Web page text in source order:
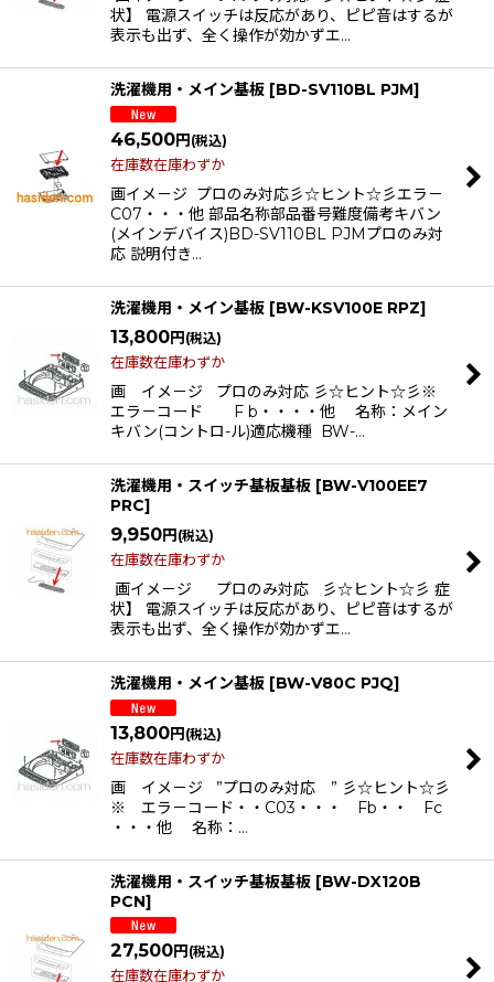
状】 電源スイッチは反応があり、ピピ音はするが
表示も出ず、全く操作が効かずエ…
洗濯機用・メイン基板 [BD-SV110BL PJM]
46,500円 (税込)
在庫数在庫わずか
画イメ－ジ プロのみ対応彡☆ヒント☆彡エラ－
C07・・・他 部品名称部品番号難度備考キバン
(メインデバイス)BD-SV110BL PJMプロのみ対
応 説明付き…
洗濯機用・メイン基板 [BW-KSV100E RPZ]
13,800円 (税込)
在庫数在庫わずか
画 イメ－ジ プロのみ対応 彡☆ヒント☆彡※
エラ－コード F b・・・・他 名称：メイン
キバン(コントロ-ル)適応機種 BW-…
洗濯機用・スイッチ基板基板 [BW-V100EE7
PRC]
9,950円 (税込)
在庫数在庫わずか
画イメ－ジ プロのみ対応 彡☆ヒント☆彡 症
状】 電源スイッチは反応があり、ピピ音はするが
表示も出ず、全く操作が効かずエ…
洗濯機用・メイン基板 [BW-V80C PJQ]
13,800円(税込)
在庫数在庫わずか
画 イメ－ジ ”プロのみ対応 ” 彡☆ヒント☆彡
※ エラ－コード・・C03・・・ Fb・・ Fc
・・・他 名称：…
洗濯機用・スイッチ基板基板 [BW-DX120B
PCN]
27,500円 (税込)
在庫数在庫わずか